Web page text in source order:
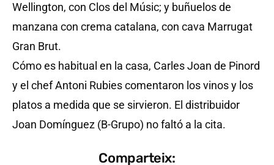
Wellington, con Clos del Músic; y buñuelos de
manzana con crema catalana, con cava Marrugat
Gran Brut.
Cómo es habitual en la casa, Carles Joan de Pinord
y el chef Antoni Rubies comentaron los vinos y los
platos a medida que se sirvieron. El distribuidor
Joan Domínguez (B-Grupo) no faltó a la cita.
Comparteix: